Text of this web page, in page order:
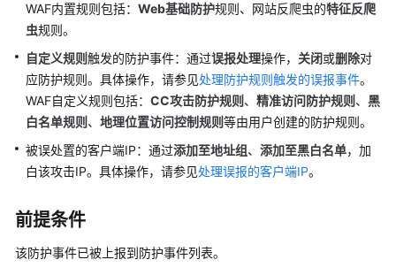
用
户
指
南
最
佳
实
API
参
WAF内置规则包括： Web基础防护规则、网站反爬虫的特征反爬
虫规则。
自定义规则触发的防护事件：通过误报处理操作， 关闭或删除对
应防护规则。具体操作，请参见处理防护规则触发的误报事件。
WAF自定义规则包括： CC攻击防护规则 、 精准访问防护规则 、 黑
白名单规则 、 地理位置访问控制规则等由用户创建的防护规则。
被误处置的客户端IP：通过添加至地址组、 添加至黑白名单，加
白该攻击IP。具体操作，请参见处理误报的客户端IP。
前提条件
该防护事件已被上报到防护事件列表。